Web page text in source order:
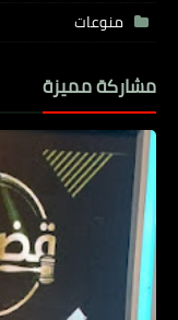
منوعات
مشاركة مميزة